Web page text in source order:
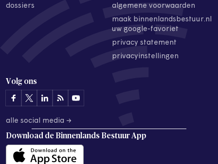
dossiers
algemene voorwaarden
maak binnenlandsbestuur.nl
uw google-favoriet
privacy statement
privacyinstellingen
Volg ons
alle social media →
Download de Binnenlands Bestuur App